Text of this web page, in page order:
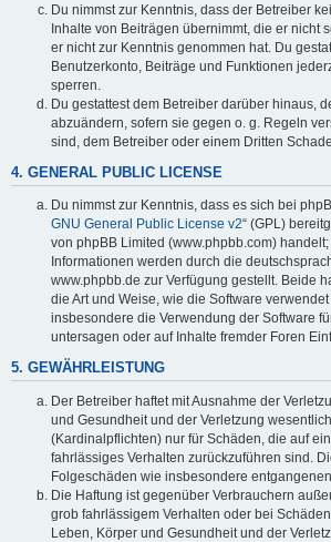
Du nimmst zur Kenntnis, dass der Betreiber
Inhalte von Beiträgen übernimmt, die er nicht
er nicht zur Kenntnis genommen hat. Du
Benutzerkonto, Beiträge und Funktionen
sperren.
Du gestattest dem Betreiber darüber hinaus,
abzuändern, sofern sie gegen o. g. Regeln
sind, dem Betreiber oder einem Dritten
4. GENERAL PUBLIC LICENSE
Du nimmst zur Kenntnis, dass es sich bei
GNU General Public License v2“ (GPL)
von phpBB Limited (www.phpbb.com)
Informationen werden durch die
www.phpbb.de zur Verfügung gestellt. Beide
die Art und Weise, wie die Software
insbesondere die Verwendung der Software
untersagen oder auf Inhalte fremder Foren
5. GEWÄHRLEISTUNG
Der Betreiber haftet mit Ausnahme der
und Gesundheit und der Verletzung
(Kardinalpflichten) nur für Schäden, die auf
fahrlässiges Verhalten zurückzuführen sind.
Folgeschäden wie insbesondere entgangenen
Die Haftung ist gegenüber Verbrauchern
grob fahrlässigem Verhalten oder bei
Leben, Körper und Gesundheit und der